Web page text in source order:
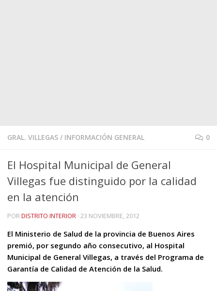
GRAL. VILLEGAS / INFORMACIÓN GENERAL 0
El Hospital Municipal de General
Villegas fue distinguido por la calidad
en la atención
PORDISTRITO INTERIOR · 23 NOVIEMBRE, 2012
El Ministerio de Salud de la provincia de Buenos Aires
premió, por segundo año consecutivo, al Hospital
Municipal de General Villegas, a través del Programa de
Garantía de Calidad de Atención de la Salud.